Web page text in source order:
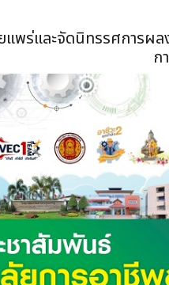
แพร่และจัดนิทรรศการผ
ก